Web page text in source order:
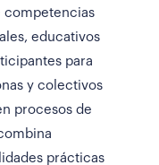
competencias
educativos
para
y colectivos
procesos de
prácticas